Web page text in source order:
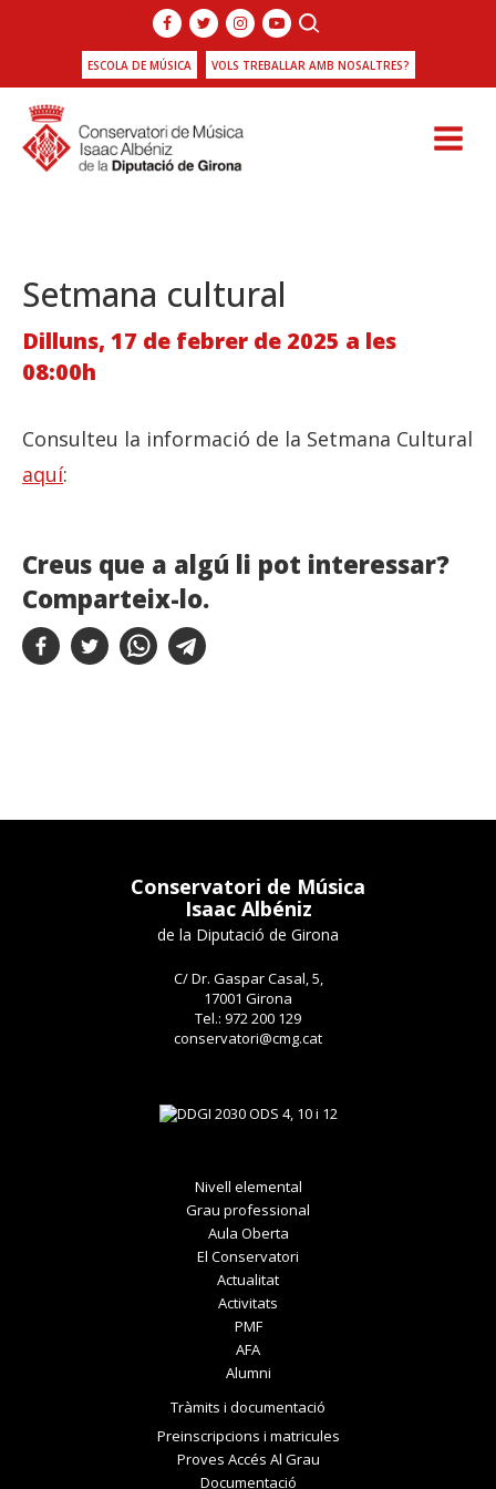
ESCOLA DE MÚSICA VOLS TREBALLAR AMB NOSALTRES?
Setmana cultural
Dilluns, 17 de febrer de 2025 a les
08:00h
Consulteu la informació de la Setmana Cultural
aquí:
Creus que a algú li pot interessar?
Comparteix-lo.
Conservatori de Música
Isaac Albéniz
de la Diputació de Girona
C/ Dr. Gaspar Casal, 5,
17001 Girona
Tel.: 972 200 129
conservatori@cmg.cat
Nivell elemental
Grau professional
Aula Oberta
El Conservatori
Actualitat
Activitats
PMF
AFA
Alumni
Tràmits i documentació
Preinscripcions i matricules
Proves Accés Al Grau
Documentació